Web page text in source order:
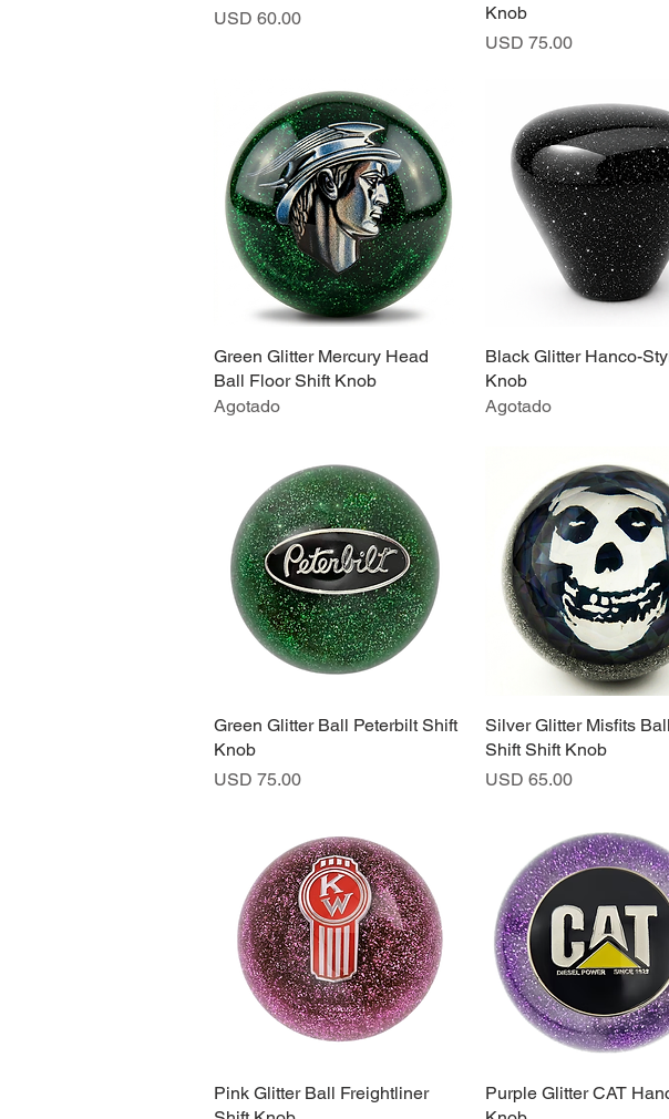
Precio
USD 60.00
Knob
Precio
USD 75.00
Vista rápida
Green Glitter Mercury Head
Ball Floor Shift Knob
Agotado
Vista rápida
Black Glitter Hanco-
Knob
Agotado
Vista rápida
Green Glitter Ball Peterbilt Shift
Knob
Precio
USD 75.00
Vista rápida
Silver Glitter Misfits
Shift Shift Knob
Precio
USD 65.00
Vista rápida
Pink Glitter Ball Freightliner
Vista rápida
Purple Glitter CAT